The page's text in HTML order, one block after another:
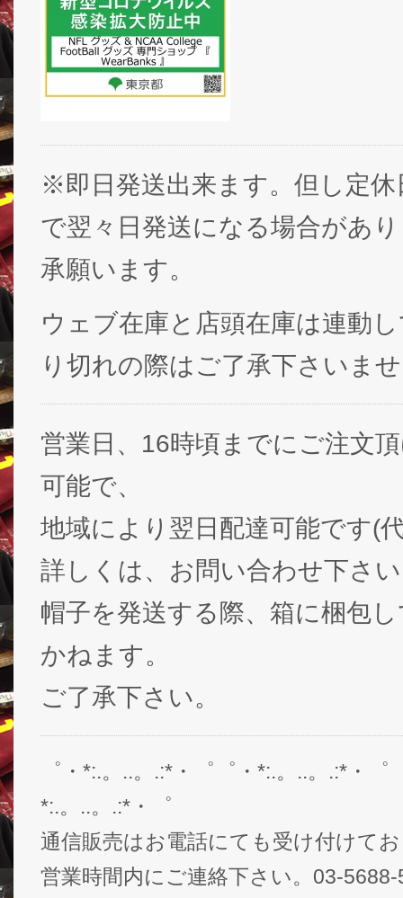
※即日発送出来ます。但し定休
で翌々日発送になる場合があ
承願います。
ウェブ在庫と店頭在庫は連動
り切れの際はご了承下さいま
営業日、16時頃までにご注文
可能で、
地域により翌日配達可能です(
詳しくは、お問い合わせ下さ
帽子を発送する際、箱に梱包
かねます。
ご了承下さい。
゜・*:.。..。.:*・゜゜・*:.。..。.:*・
*:.。..。.:*・゜
通信販売はお電話にても受け付けて
営業時間内にご連絡下さい。03-5688-